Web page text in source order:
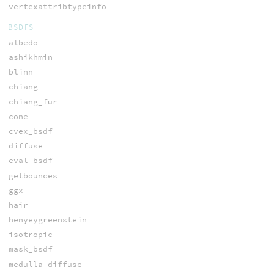
vertexattribtypeinfo
BSDFS
albedo
ashikhmin
blinn
chiang
chiang_fur
cone
cvex_bsdf
diffuse
eval_bsdf
getbounces
ggx
hair
henyeygreenstein
isotropic
mask_bsdf
medulla_diffuse